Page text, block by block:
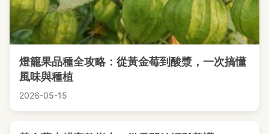
燈籠果品種全攻略：從黃金莓到酸漿，一次搞懂
風味與種植
2026-05-15